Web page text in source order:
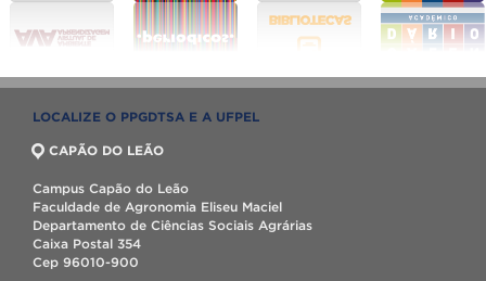
LOCALIZE O PPGDTSA E A UFPEL
CAPÃO DO LEÃO
Campus Capão do Leão
Faculdade de Agronomia Eliseu Maciel
Departamento de Ciências Sociais Agrárias
Caixa Postal 354
Cep 96010-900